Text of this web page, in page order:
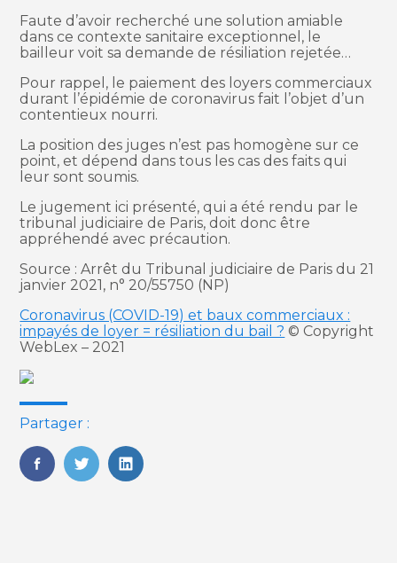
Faute d’avoir recherché une solution amiable
dans ce contexte sanitaire exceptionnel, le
bailleur voit sa demande de résiliation rejetée…
Pour rappel, le paiement des loyers commerciaux
durant l’épidémie de coronavirus fait l’objet d’un
contentieux nourri.
La position des juges n’est pas homogène sur ce
point, et dépend dans tous les cas des faits qui
leur sont soumis.
Le jugement ici présenté, qui a été rendu par le
tribunal judiciaire de Paris, doit donc être
appréhendé avec précaution.
Source : Arrêt du Tribunal judiciaire de Paris du 21
janvier 2021, n° 20/55750 (NP)
Coronavirus (COVID-19) et baux commerciaux :
impayés de loyer = résiliation du bail ? © Copyright
WebLex – 2021
Partager :
FaceBook
TwitterLinkedIn